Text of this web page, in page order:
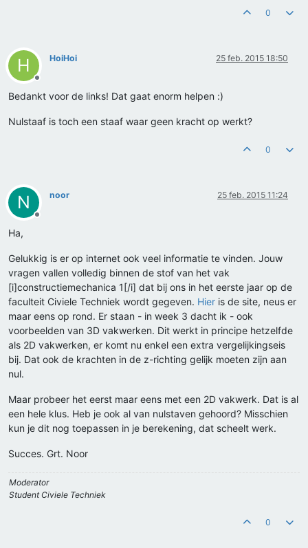
0
H
Offline
HoiHoi 25 feb. 2015 18:50
Bedankt voor de links! Dat gaat enorm helpen :)
Nulstaaf is toch een staaf waar geen kracht op werkt?
0
N
Offline
noor 25 feb. 2015 11:24
Ha,
Gelukkig is er op internet ook veel informatie te vinden. Jouw
vragen vallen volledig binnen de stof van het vak
[i]constructiemechanica 1[/i] dat bij ons in het eerste jaar op de
faculteit Civiele Techniek wordt gegeven. Hier is de site, neus er
maar eens op rond. Er staan - in week 3 dacht ik - ook
voorbeelden van 3D vakwerken. Dit werkt in principe hetzelfde
als 2D vakwerken, er komt nu enkel een extra vergelijkingseis
bij. Dat ook de krachten in de z-richting gelijk moeten zijn aan
nul.
Maar probeer het eerst maar eens met een 2D vakwerk. Dat is al
een hele klus. Heb je ook al van nulstaven gehoord? Misschien
kun je dit nog toepassen in je berekening, dat scheelt werk.
Succes. Grt. Noor
Moderator
Student Civiele Techniek
0